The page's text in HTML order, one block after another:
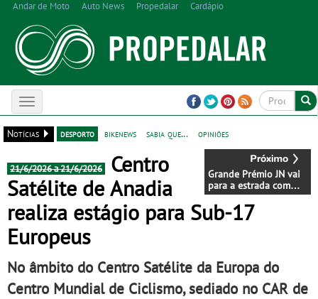
Andar de Moto Auto News Propedalar Cardápio
Toggle
navigation
Notícias
desporto bikenews sabia que... opiniões
Grande Prémio JN vai
para a estrada com
cinco etapas no norte
21/6/2026 a 21/6/2026
Centro
Satélite de Anadia
realiza estágio para Sub-17
Europeus
No âmbito do Centro Satélite da Europa do
Centro Mundial de Ciclismo, sediado no CAR de